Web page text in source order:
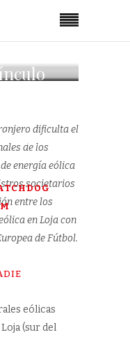
Realdificulta el
de los
energía eólica
societarios
entre los
en Loja con
de Fútbol.
eólicas
(sur del